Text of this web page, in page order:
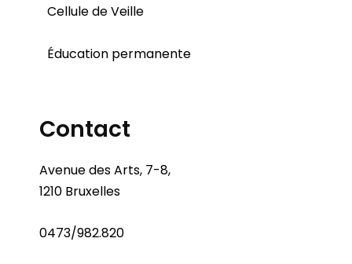
Cellule de Veille
Éducation permanente
Contact
Avenue des Arts, 7-8,
1210 Bruxelles
0473/982.820